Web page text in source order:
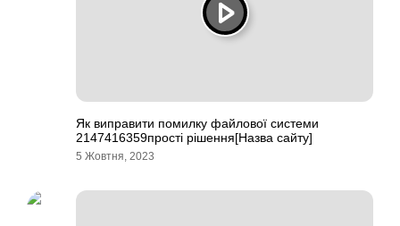
Як виправити помилку файлової системи
2147416359прості рішення[Назва сайту]
5 Жовтня, 2023